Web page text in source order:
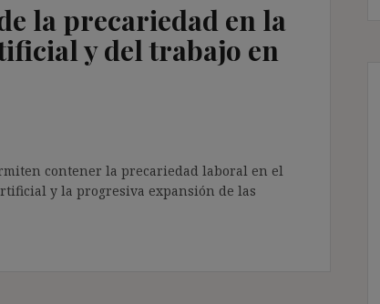
la precariedad en la
y del trabajo en
contener la precariedad laboral en el
y la progresiva expansión de las